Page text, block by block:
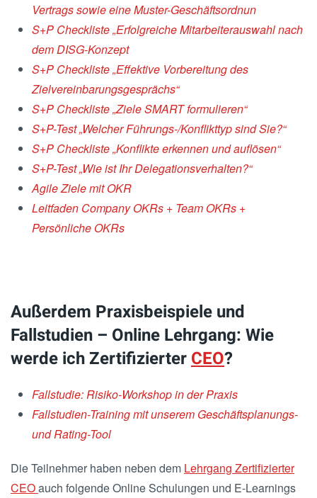
Vertrags sowie eineMuster-Geschäftsordnun
S+P Checkliste „Erfolgreiche Mitarbeiterauswahl nach
dem DISG-Konzept
S+P Checkliste „Effektive Vorbereitung des
Zielvereinbarungsgesprächs“
S+P Checkliste „Ziele SMART formulieren“
S+P-Test „Welcher Führungs-/Konflikttyp sind Sie?“
S+P Checkliste „Konflikte erkennen und auflösen“
S+P-Test „Wie ist Ihr Delegationsverhalten?“
Agile Ziele mit OKR
Leitfaden Company OKRs + Team OKRs +
Persönliche OKRs
Außerdem Praxisbeispiele und
Fallstudien – Online Lehrgang: Wie
werde ich Zertifizierter CEO?
Fallstudie: Risiko-Workshop in der Praxis
Fallstudien-Training mit unserem Geschäftsplanungs-
und Rating-Tool
Die Teilnehmer haben neben dem Lehrgang Zertifizierter
CEOauch folgende Online Schulungen und E-Learnings